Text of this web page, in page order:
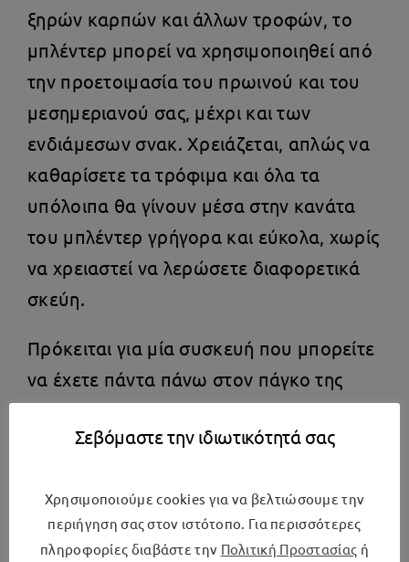
ξηρών καρπών και άλλων τροφών, το
μπλέντερ μπορεί να χρησιμοποιηθεί από
την προετοιμασία του πρωινού και του
μεσημεριανού σας, μέχρι και των
ενδιάμεσων σνακ. Χρειάζεται, απλώς να
καθαρίσετε τα τρόφιμα και όλα τα
υπόλοιπα θα γίνουν μέσα στην κανάτα
του μπλέντερ γρήγορα και εύκολα, χωρίς
να χρειαστεί να λερώσετε διαφορετικά
σκεύη.
Πρόκειται για μία συσκευή που μπορείτε
να έχετε πάντα πάνω στον πάγκο της
κουζίνας σας, χωρίς να καταλαμβάνει
πολύ χώρο.
Χαρακτηριστικά
Ισχύς 450 W
Σεβόμαστε την ιδιωτικότητά σας
Χρησιμοποιούμε cookies για να βελτιώσουμε την
περιήγηση σας στον ιστότοπο. Για περισσότερες
πληροφορίες διαβάστε την Πολιτική Προστασίας ή